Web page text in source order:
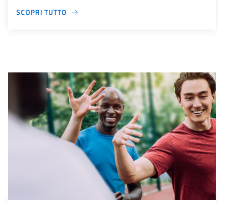
SCOPRI TUTTO